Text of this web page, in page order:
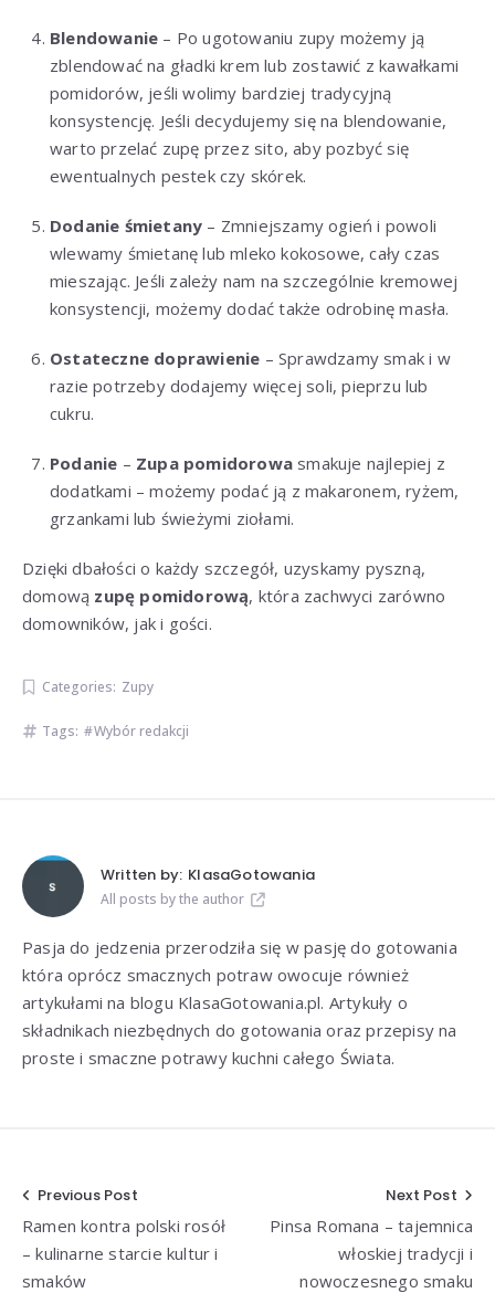
Blendowanie – Po ugotowaniu zupy możemy ją
zblendować na gładki krem lub zostawić z kawałkami
pomidorów, jeśli wolimy bardziej tradycyjną
konsystencję. Jeśli decydujemy się na blendowanie,
warto przelać zupę przez sito, aby pozbyć się
ewentualnych pestek czy skórek.
Dodanie śmietany – Zmniejszamy ogień i powoli
wlewamy śmietanę lub mleko kokosowe, cały czas
mieszając. Jeśli zależy nam na szczególnie kremowej
konsystencji, możemy dodać także odrobinę masła.
Ostateczne doprawienie – Sprawdzamy smak i w
razie potrzeby dodajemy więcej soli, pieprzu lub
cukru.
Podanie – Zupa pomidorowa smakuje najlepiej z
dodatkami – możemy podać ją z makaronem, ryżem,
grzankami lub świeżymi ziołami.
Dzięki dbałości o każdy szczegół, uzyskamy pyszną,
domową zupę pomidorową, która zachwyci zarówno
domowników, jak i gości.
Categories: Zupy
Tags: Wybór redakcji
Written by: KlasaGotowania
All posts by the author
Pasja do jedzenia przerodziła się w pasję do gotowania
która oprócz smacznych potraw owocuje również
artykułami na blogu KlasaGotowania.pl. Artykuły o
składnikach niezbędnych do gotowania oraz przepisy na
proste i smaczne potrawy kuchni całego Świata.
Nawigacja
wpisu
Previous Post
Ramen kontra polski rosół
– kulinarne starcie kultur i
smaków
Next Post
Pinsa Romana – tajemnica
włoskiej tradycji i
nowoczesnego smaku